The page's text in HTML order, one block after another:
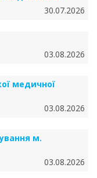
30.07.2026
03.08.2026
медичної
03.08.2026
м.
03.08.2026